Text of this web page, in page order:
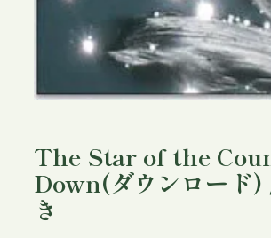
The Star of the
Down(ダウンロード)
き